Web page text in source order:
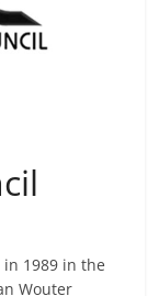
in 1989 in the
Wouter